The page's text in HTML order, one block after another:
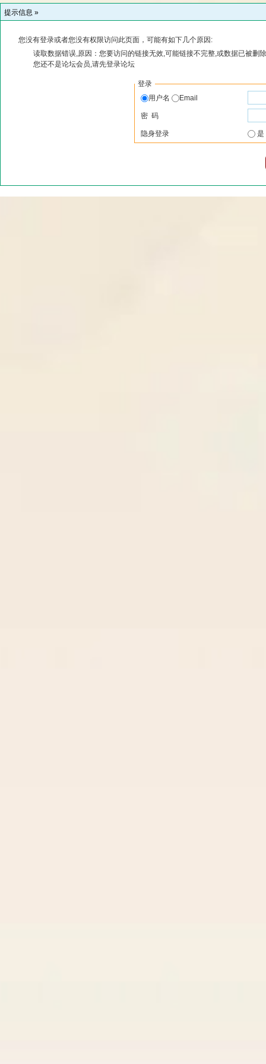
提示信息 »
您没有登录或者您没有权限访问此页面，可能有如下几个原因:
读取数据错误,原因：您要访问的链接无效,可能链接不完整,或数据已被删
您还不是论坛会员,请先登录论坛
登录
用户名
Email
密 码
隐身登录